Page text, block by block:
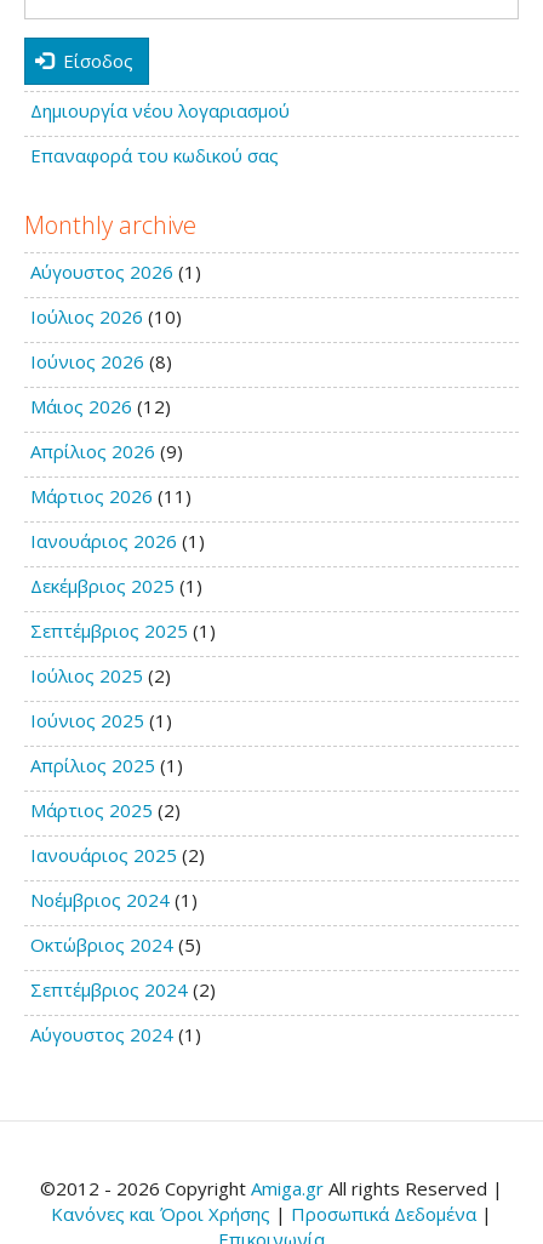
Είσοδος
Δημιουργία νέου λογαριασμού
Επαναφορά του κωδικού σας
Monthly archive
Αύγουστος 2026 (1)
Ιούλιος 2026 (10)
Ιούνιος 2026 (8)
Μάιος 2026 (12)
Απρίλιος 2026 (9)
Μάρτιος 2026 (11)
Ιανουάριος 2026 (1)
Δεκέμβριος 2025 (1)
Σεπτέμβριος 2025 (1)
Ιούλιος 2025 (2)
Ιούνιος 2025 (1)
Απρίλιος 2025 (1)
Μάρτιος 2025 (2)
Ιανουάριος 2025 (2)
Νοέμβριος 2024 (1)
Οκτώβριος 2024 (5)
Σεπτέμβριος 2024 (2)
Αύγουστος 2024 (1)
©2012 - 2026 Copyright Amiga.gr All rights Reserved |
Κανόνες και Όροι Χρήσης | Προσωπικά Δεδομένα|
Επικοινωνία